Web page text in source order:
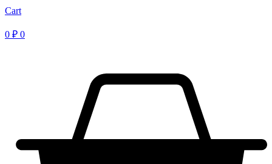
Cart
0 ₽ 0